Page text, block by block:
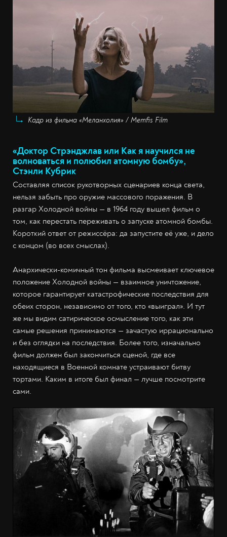
Кадр из фильма «Меланхолия» / Memfis Film
«Доктор Стрэнджлав или Как я научился не
волноваться и полюбил атомную бомбу»,
Стэнли Кубрик
Составляя список рукотворных сценариев конца света,
нельзя забыть про оружие массового поражения. В
разгар Холодной войны — в 1964 году вышел фильм о
том, как перестать переживать о запуске атомной бомбы.
Короткий ответ от режиссёра: да запустите её уже, и дело
с концом (во всех смыслах).
Анархически-комичный тон фильма высмеивает ключевое
положение Холодной войны — взаимное уничтожение,
которое гарантирует катастрофические последствия для
обеих сторон, независимо от того, кто «выиграл». И тут
же мы видим сатирическое осмысление того, как эти
самые решения принимаются — зачастую иррационально
и без оглядки на последствия. Более того, изначально
фильм должен был закончиться сценой, где все
находящиеся в Военной комнате устраивают битву
тортами. Каким в итоге был финал — лучше посмотрите
сами.